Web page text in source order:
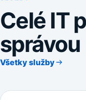
Celé IT
správou
Všetky služby